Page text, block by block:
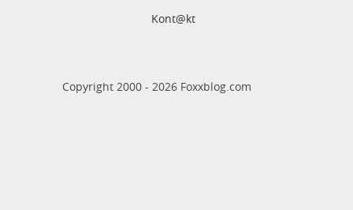
Kont@kt
Copyright 2000 - 2026 Foxxblog.com